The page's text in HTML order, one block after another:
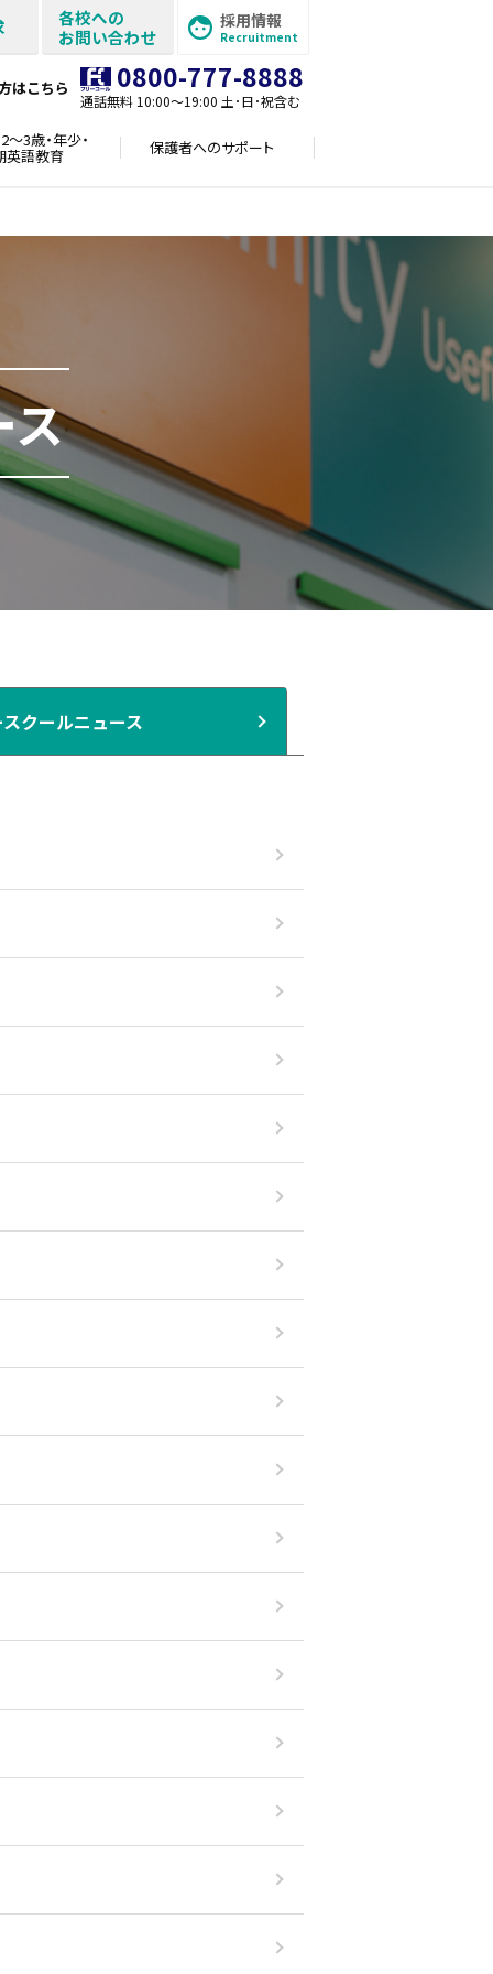
各校への
お問い合わせ
採用情報
Recruitment
はこちら 0800-777-8888
通話無料 10:00〜19:00 土･日･祝含む
～3歳・年少・
英語教育 保護者へのサポート
ス
クールニュース